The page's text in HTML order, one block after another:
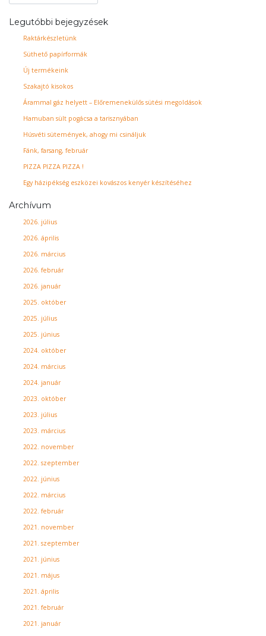
Legutóbbi bejegyzések
Raktárkészletünk
Süthető papírformák
Új termékeink
Szakajtó kisokos
Árammal gáz helyett – Előremenekülős sütési megoldások
Hamuban sült pogácsa a tarisznyában
Húsvéti sütemények, ahogy mi csináljuk
Fánk, farsang, február
PIZZA PIZZA PIZZA !
Egy házipékség eszközei kovászos kenyér készítéséhez
Archívum
2026. július
2026. április
2026. március
2026. február
2026. január
2025. október
2025. július
2025. június
2024. október
2024. március
2024. január
2023. október
2023. július
2023. március
2022. november
2022. szeptember
2022. június
2022. március
2022. február
2021. november
2021. szeptember
2021. június
2021. május
2021. április
2021. február
2021. január